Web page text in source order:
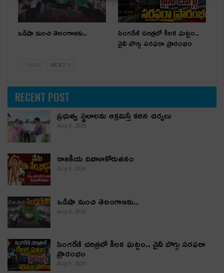
ఒడిషా నుంచి తెలంగాణ‌కు.. సింగరేణి చరిత్రలో కీలక ఘట్టం..
నైనీ బొగ్గు సరఫరా ప్రారంభం
NEXT
RECENT POST
ప్రభుత్వ స్థలాలను ఆక్రమిస్తే కఠిన చర్యలు
Aug 6, 2026
రాజకీయ దివాళాకోరుతనం
Aug 6, 2026
ఒడిషా నుంచి తెలంగాణ‌కు..
Aug 6, 2026
సింగరేణి చరిత్రలో కీలక ఘట్టం.. నైనీ బొగ్గు సరఫరా
ప్రారంభం
Aug 5, 2026